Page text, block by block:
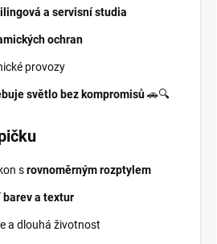
a servisní studia
ochran
provozy
světlo bez kompromisů🚗🔍
srovnoměrným rozptylem
barev a textur
a dlouhá životnost